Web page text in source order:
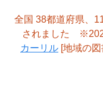
全国 38都道府県、
されました　
カーリル [地域の